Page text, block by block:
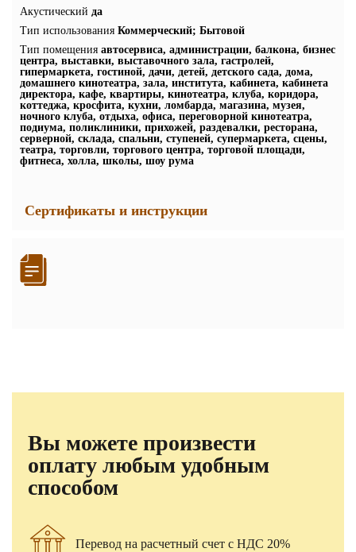
Акустический да
Тип использования Коммерческий; Бытовой
Тип помещения автосервиса, администрации, балкона, бизнес
центра, выставки, выставочного зала, гастролей,
гипермаркета, гостиной, дачи, детей, детского сада, дома,
домашнего кинотеатра, зала, института, кабинета, кабинета
директора, кафе, квартиры, кинотеатра, клуба, коридора,
коттеджа, кросфита, кухни, ломбарда, магазина, музея,
ночного клуба, отдыха, офиса, переговорной кинотеатра,
подиума, поликлиники, прихожей, раздевалки, ресторана,
серверной, склада, спальни, ступеней, супермаркета, сцены,
театра, торговли, торгового центра, торговой площади,
фитнеса, холла, школы, шоу рума
Сертификаты и инструкции
Вы можете произвести
оплату любым удобным
способом
Перевод на расчетный счет с НДС 20%